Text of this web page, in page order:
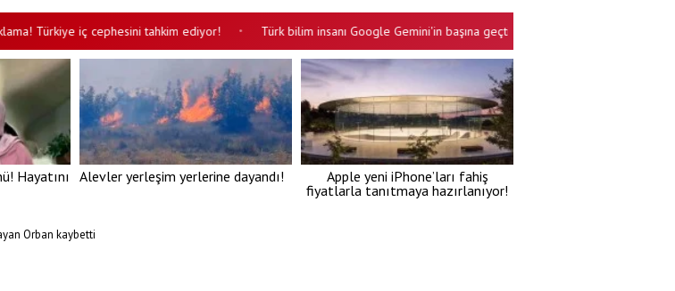
iç cephesini tahkim ediyor! • Türk bilim insanı Google Gemini'in başına geçti! •
Hayatını
Alevler yerleşim yerlerine dayandı!
Apple yeni iPhone’ları fahiş
fiyatlarla tanıtmaya hazırlanıyor!
Orban kaybetti